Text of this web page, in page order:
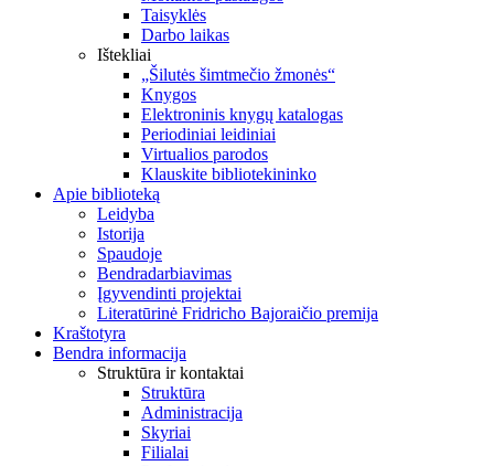
Taisyklės
Darbo laikas
Ištekliai
„Šilutės šimtmečio žmonės“
Knygos
Elektroninis knygų katalogas
Periodiniai leidiniai
Virtualios parodos
Klauskite bibliotekininko
Apie biblioteką
Leidyba
Istorija
Spaudoje
Bendradarbiavimas
Įgyvendinti projektai
Literatūrinė Fridricho Bajoraičio premija
Kraštotyra
Bendra informacija
Struktūra ir kontaktai
Struktūra
Administracija
Skyriai
Filialai